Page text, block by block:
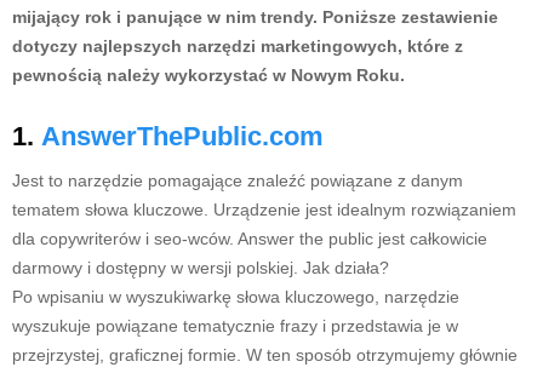
mijający rok i panujące w nim trendy. Poniższe zestawienie
dotyczy najlepszych narzędzi marketingowych, które z
pewnością należy wykorzystać w Nowym Roku.
1. AnswerThePublic.com
Jest to narzędzie pomagające znaleźć powiązane z danym
tematem słowa kluczowe. Urządzenie jest idealnym rozwiązaniem
dla copywriterów i seo-wców. Answer the public jest całkowicie
darmowy i dostępny w wersji polskiej. Jak działa?
Po wpisaniu w wyszukiwarkę słowa kluczowego, narzędzie
wyszukuje powiązane tematycznie frazy i przedstawia je w
przejrzystej, graficznej formie. W ten sposób otrzymujemy głównie